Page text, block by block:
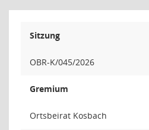
Sitzung
OBR-K/045/2026
Gremium
Ortsbeirat Kosbach